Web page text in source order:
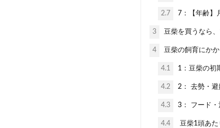
2.7 7：【年齢】
3 豆柴を買うなら
4 豆柴の飼育にか
4.1 1：豆柴の初
4.2 2： 去勢・
4.3 3： フード
4.4 豆柴1頭あた